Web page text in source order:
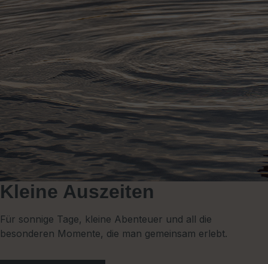
Kleine Auszeiten
Für sonnige Tage, kleine Abenteuer und all die
besonderen Momente, die man gemeinsam erlebt.